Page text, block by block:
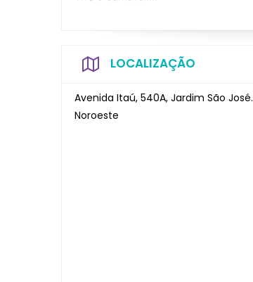
LOCALIZAÇÃO
Avenida Itaú, 540A, Jardim São José.
Noroeste